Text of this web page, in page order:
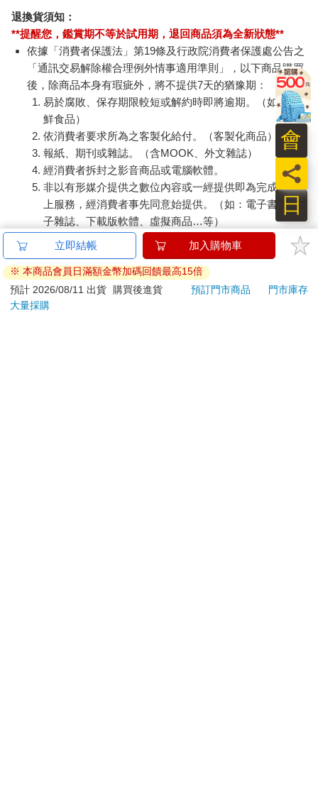
退換貨須知：
**提醒您，鑑賞期不等於試用期，退回商品須為全新狀態**
依據「消費者保護法」第19條及行政院消費者保護處公告之
「通訊交易解除權合理例外情事適用準則」，以下商品購買
後，除商品本身有瑕疵外，將不提供7天的猶豫期：
易於腐敗、保存期限較短或解約時即將逾期。（如：生
鮮食品）
依消費者要求所為之客製化給付。（客製化商品）
報紙、期刊或雜誌。（含MOOK、外文雜誌）
經消費者拆封之影音商品或電腦軟體。
非以有形媒介提供之數位內容或一經提供即為完成之線
上服務，經消費者事先同意始提供。（如：電子書、電
子雜誌、下載版軟體、虛擬商品…等）
已拆封之個人衛生用品。（如：內衣褲、刮鬍刀、除毛
若非上列種類商品，均享有到貨7天的猶豫期（含例假
日）。
辦理退換貨時，商品（組合商品恕無法接受單獨退貨）必須
立即結帳 加入購物車
※ 本商品會員日滿額金幣加碼回饋最高15倍
預計 2026/08/11 出貨
購買後進貨 預訂門市商品
門市庫存
大量採購
日
員
會